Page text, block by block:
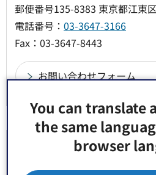
You can translate
the same
browser
郵便番号135-8383 東京都江東
電話番号： 03-3647-3166
Fax：03-3647-8443
より良いウェブサイトにす